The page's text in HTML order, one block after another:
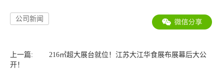
公司新闻
上一篇:
216㎡超大展台就位！江苏大江华食展布展幕后大公
开！